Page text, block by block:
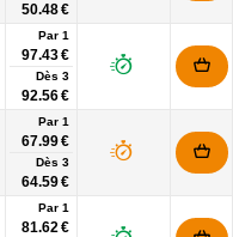
50.48 €
Par 1
97.43 €
Dès 3
92.56 €
Par 1
67.99 €
Dès 3
64.59 €
Par 1
81.62 €